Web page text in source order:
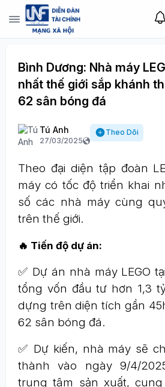
Bình Dương: Nhà máy
nhất thế giới sắp khánh
62 sân bóng đá
Tú Anh
27/03/2025
Theo Dõi
Theo đại diện tập đoàn
máy có tốc độ triển khai
số các nhà máy cùng
trên thế giới.
🔥 Tiến độ dự án:
✅ Dự án nhà máy LEGO
tổng vốn đầu tư hơn 1,3
dựng trên diện tích gần
62 sân bóng đá.
✅ Dự kiến, nhà máy sẽ
thành vào ngày 9/4/
trung tâm sản xuất,